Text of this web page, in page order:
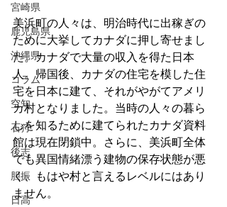
宮崎県
鹿児島県
沖縄県
コラム
空知
石狩
後志
胆振
日高
美浜町の人々は、明治時代に出稼ぎの
ために大挙してカナダに押し寄せまし
た。カナダで大量の収入を得た日本
人。帰国後、カナダの住宅を模した住
宅を日本に建て、それがやがてアメリ
カ村となりました。当時の人々の暮ら
しを知るために建てられたカナダ資料
館は現在閉鎖中。さらに、美浜町全体
でも異国情緒漂う建物の保存状態が悪
く、もはや村と言えるレベルにはあり
ません。